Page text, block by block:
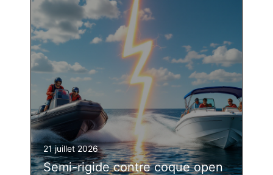
21 juillet 2026
Semi-rigide contre coque open